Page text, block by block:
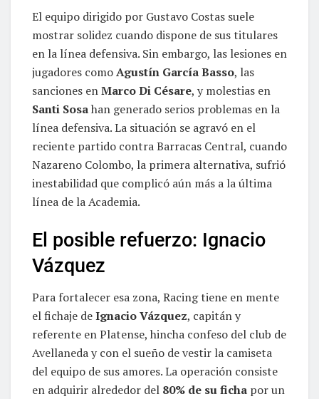
El equipo dirigido por Gustavo Costas suele
mostrar solidez cuando dispone de sus titulares
en la línea defensiva. Sin embargo, las lesiones en
jugadores comoAgustín García Basso, las
sanciones enMarco Di Césare, y molestias en
Santi Sosahan generado serios problemas en la
línea defensiva. La situación se agravó en el
reciente partido contra Barracas Central, cuando
Nazareno Colombo, la primera alternativa, sufrió
inestabilidad que complicó aún más a la última
línea de la Academia.
El posible refuerzo: Ignacio
Vázquez
Para fortalecer esa zona, Racing tiene en mente
el fichaje deIgnacio Vázquez, capitán y
referente en Platense, hincha confeso del club de
Avellaneda y con el sueño de vestir la camiseta
del equipo de sus amores. La operación consiste
en adquirir alrededor del 80% de su ficha por un